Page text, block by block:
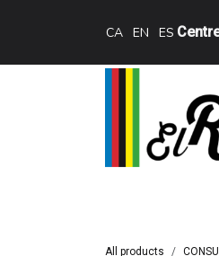
CA EN ES
All products